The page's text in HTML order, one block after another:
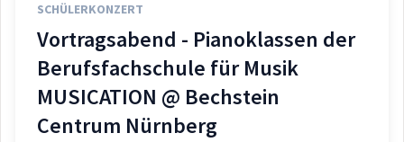
SCHÜLERKONZERT
Vortragsabend - Pianoklassen der
Berufsfachschule für Musik
MUSICATION @ Bechstein
Centrum Nürnberg